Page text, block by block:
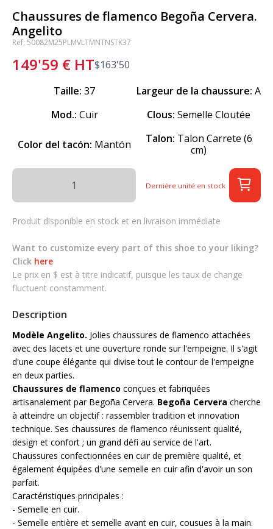
Chaussures de flamenco Begoña Cervera.
Angelito
Ref: 50082M25PLMVLTMNTNSTK37
149'59 € HT$163'50
Taille: 37 Largeur de la chaussure: A
Mod.: Cuir Clous: Semelle Cloutée
Color del tacón: Mantón Talon: Talon Carrete (6
cm)
Dernière unité en stock
Produit disponible en stock et en livraison immédiate
Want to customize every part of this shoe to your liking?
Click here
Le prix en $ est à titre indicatif, puisque les taux de change
fluctuent constamment.
Description
Modèle Angelito. Jolies chaussures de flamenco attachées
avec des lacets et une ouverture ronde sur l'empeigne. Il s'agit
d'une coupe élégante qui divise tout le contour de l'empeigne
en deux parties.
Chaussures de flamenco conçues et fabriquées
artisanalement par Begoña Cervera. Begoña Cervera cherche
à atteindre un objectif : rassembler tradition et innovation
technique. Ses chaussures de flamenco réunissent qualité,
design et confort ; un grand défi au service de l'art.
Chaussures confectionnées en cuir de première qualité, et
également équipées d'une semelle en cuir afin d'avoir un son
parfait.
Caractéristiques principales :
- Semelle en cuir.
- Semelle entière et semelle avant en cuir, cousues à la main.